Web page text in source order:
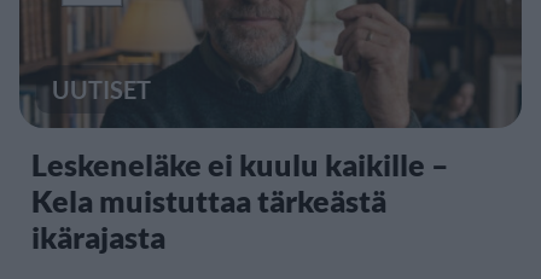
UUTISET
Leskeneläke ei kuulu kaikille –
Kela muistuttaa tärkeästä
ikärajasta